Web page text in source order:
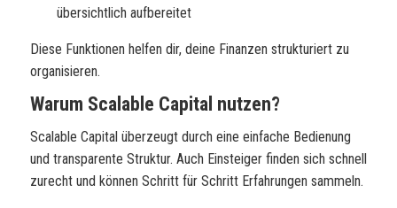
übersichtlich aufbereitet
Diese Funktionen helfen dir, deine Finanzen strukturiert zu
organisieren.
Warum Scalable Capital nutzen?
Scalable Capital überzeugt durch eine einfache Bedienung
und transparente Struktur. Auch Einsteiger finden sich schnell
zurecht und können Schritt für Schritt Erfahrungen sammeln.